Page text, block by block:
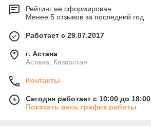
Рейтинг не сформирован
Менее 5 отзывов за последний год
Работает с 29.07.2017
г. Астана
Астана, Казахстан
Контакты
Сегодня работает с 10:00 до 18:00
Показать весь график работы